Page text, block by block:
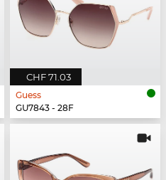
CHF 71.03
Guess
GU7843 - 28F